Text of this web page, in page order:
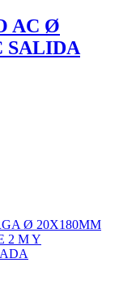
AC Ø
SALIDA